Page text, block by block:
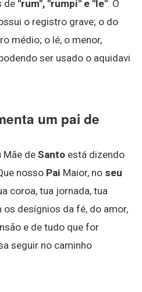
de "rum", "rumpi" e "le". O
o registro grave; o do
médio; o lé, o menor,
ser usado o aquidavi
um pai de
Mãe deSanto está dizendo
nosso Pai Maior, no seu
coroa, tua jornada, tua
os desígnios da fé, do amor,
e de tudo que for
seguir no caminho